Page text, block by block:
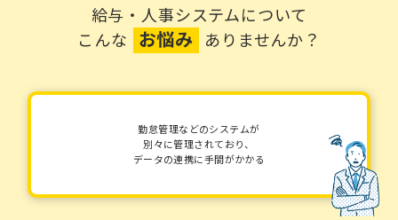
給与・人事システムについて
こんな お悩み ありませんか？
勤怠管理などのシステムが
別々に管理されており、
データの連携に手間がかかる